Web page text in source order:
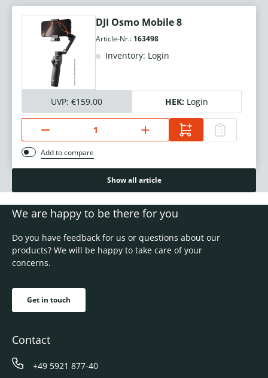
DJI Osmo Mobile 8
Article-Nr.: 163498
Inventory: Login
UVP: €159.00 HEK: Login
Add to compare
Show all article
We are happy to be there for you
Do you have feedback for us or questions about our
products? We will be happy to take care of your
concerns.
Get in touch
Contact
+49 5921 877-40